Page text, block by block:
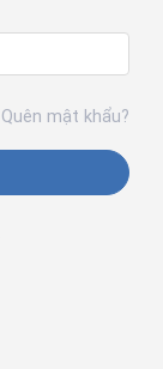
Quên mật khẩu?